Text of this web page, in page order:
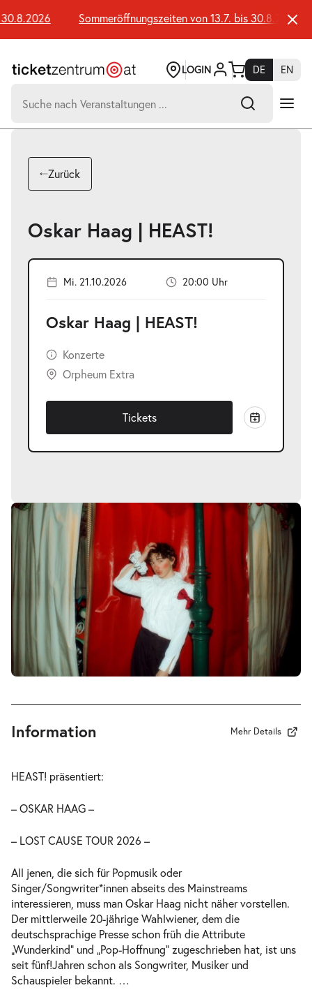
Seiteninhalt
springen
Sommeröffnungszeiten von 13.7. bis 30.8.2026
LOGIN DE
EN
nach:
Suchtreffer:
Zurück
Oskar Haag | HEAST!
Mi. 21.10.2026 20:00 Uhr
Oskar Haag | HEAST!
Konzerte
Orpheum Extra
Tickets
Information Mehr Details
HEAST! präsentiert:
– OSKAR HAAG –
– LOST CAUSE TOUR 2026 –
All jenen, die sich für Popmusik oder
Singer/Songwriter*innen abseits des Mainstreams
interessieren, muss man Oskar Haag nicht näher vorstellen.
Der mittlerweile 20-jährige Wahlwiener, dem die
deutschsprachige Presse schon früh die Attribute
„Wunderkind“ und „Pop-Hoffnung“ zugeschrieben hat, ist uns
seit fünf!Jahren schon als Songwriter, Musiker und
Schauspieler bekannt. …